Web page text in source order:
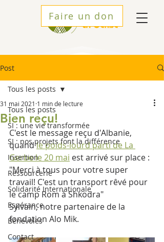
Faire un don
Post
Tous les posts
SI : une vie transformée
SI : nos projets font la différence
Insertion
Ressourcerie
Solidarité Internationale
Espérance
Bénévoles
Contact
Tous les posts
Bien reçu!
31 mai 2021 1 min de lecture
C'est le message reçu d'Albanie,
quand le poids-lourd parti de La
Gerbe le 20 mai est arrivé sur place :
"Merci à tous pour votre super
travail! C'est un transport rêvé pour
le camp Rom à Shkodra"
Sylvain, notre partenaire de la
fondation Alo Mik.